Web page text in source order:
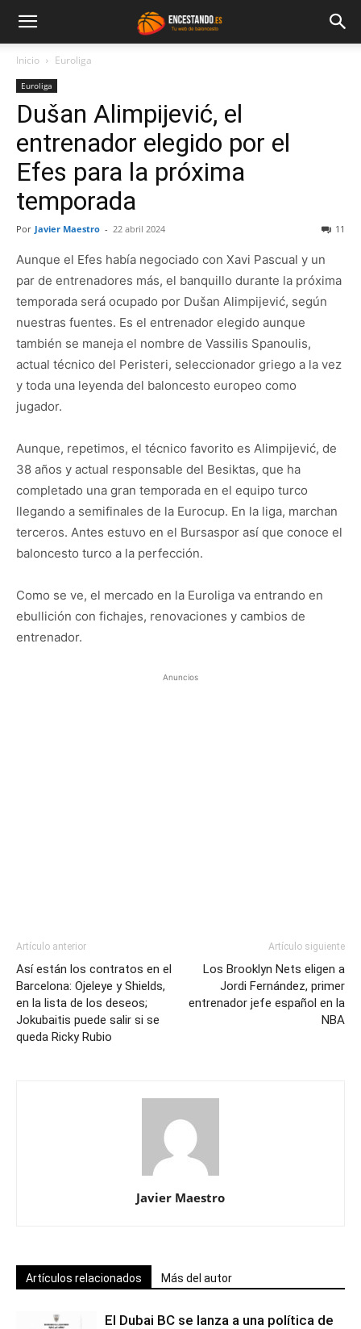
Inicio Euroliga
Euroliga
Dušan Alimpijević, el
entrenador elegido por el
Efes para la próxima
temporada
Por Javier Maestro - 22 abril 2024 11
Aunque el Efes había negociado con Xavi Pascual y un
par de entrenadores más, el banquillo durante la próxima
temporada será ocupado por Dušan Alimpijević, según
nuestras fuentes. Es el entrenador elegido aunque
también se maneja el nombre de Vassilis Spanoulis,
actual técnico del Peristeri, seleccionador griego a la vez
y toda una leyenda del baloncesto europeo como
jugador.
Aunque, repetimos, el técnico favorito es Alimpijević, de
38 años y actual responsable del Besiktas, que ha
completado una gran temporada en el equipo turco
llegando a semifinales de la Eurocup. En la liga, marchan
terceros. Antes estuvo en el Bursaspor así que conoce el
baloncesto turco a la perfección.
Como se ve, el mercado en la Euroliga va entrando en
ebullición con fichajes, renovaciones y cambios de
entrenador.
Anuncios
Artículo anterior
Así están los contratos en el
Barcelona: Ojeleye y Shields,
en la lista de los deseos;
Jokubaitis puede salir si se
queda Ricky Rubio
Artículo siguiente
Los Brooklyn Nets eligen a
Jordi Fernández, primer
entrenador jefe español en la
NBA
Javier Maestro
Artículos relacionados Más del autor
El Dubai BC se lanza a una política de